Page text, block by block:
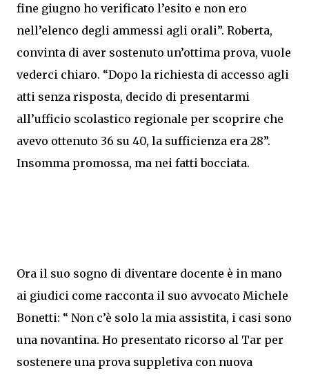
fine giugno ho verificato l’esito e non ero
nell’elenco degli ammessi agli orali”. Roberta,
convinta di aver sostenuto un’ottima prova, vuole
vederci chiaro. “Dopo la richiesta di accesso agli
atti senza risposta, decido di presentarmi
all’ufficio scolastico regionale per scoprire che
avevo ottenuto 36 su 40, la sufficienza era 28”.
Insomma promossa, ma nei fatti bocciata.
Ora il suo sogno di diventare docente è in mano
ai giudici come racconta il suo avvocato Michele
Bonetti: “ Non c’è solo la mia assistita, i casi sono
una novantina. Ho presentato ricorso al Tar per
sostenere una prova suppletiva con nuova